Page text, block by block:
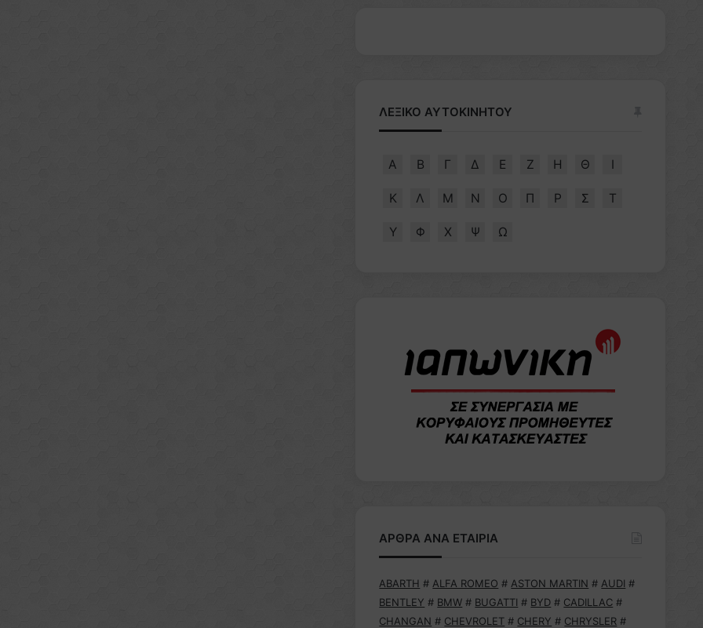
ΛΕΞΙΚΟ ΑΥΤΟΚΙΝΗΤΟΥ
Α Β Γ Δ Ε Ζ Η Θ Ι
Κ Λ Μ Ν Ο Π Ρ Σ Τ
Υ Φ Χ Ψ Ω
ΑΡΘΡΑ ΑΝΑ ΕΤΑΙΡΙΑ
ABARTH # ALFA ROMEO # ASTON MARTIN # AUDI #
BENTLEY # BMW # BUGATTI # BYD # CADILLAC #
CHANGAN # CHEVROLET # CHERY # CHRYSLER #